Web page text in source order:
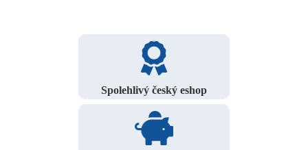
Spolehlivý český eshop